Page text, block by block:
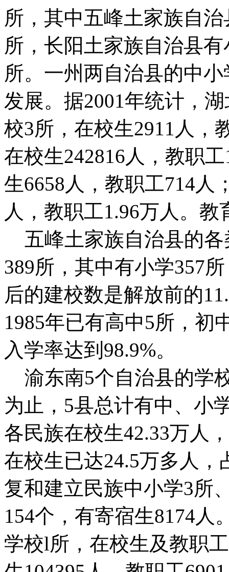
所，其中五峰土家族自
所，长阳土家族自治县
所。一州两自治县的中
发展。据2001年统计，
校3所，在校生2911人，
在校生242816人，教职
生6658人，教职工714人
人，教职工1.96万人。
五峰土家族自治县的各
389所，其中有小学357
后的建校数是解放前的
1985年已有高中5所，初
入学率达到98.9%。
渝东南5个自治县的学
为止，5县总计有中、小
各民族在校生42.33万人
在校生已达24.5万多人，
复和建立民族中小学3所
154个，有寄宿生8174人
学校l所，在校生及教职